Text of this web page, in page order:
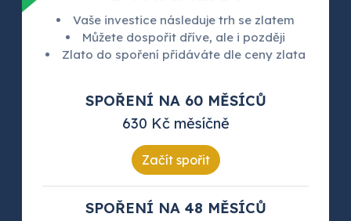
Vaše investice následuje trh se zlatem
Můžete dospořit dříve, ale i později
Zlato do spoření přidáváte dle ceny zlata
SPOŘENÍ NA 60 MĚSÍCŮ
630 Kč měsíčně
Začít spořit
SPOŘENÍ NA 48 MĚSÍCŮ